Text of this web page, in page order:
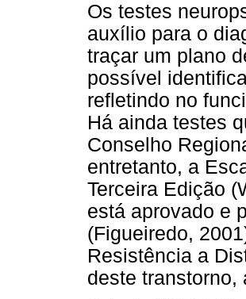
Os testes
auxílio para o
traçar um plano
possível
refletindo no
Há ainda testes
Conselho
entretanto, a
Terceira Edição
está aprovado e
(Figueiredo,
Resistência a
deste transtorno,